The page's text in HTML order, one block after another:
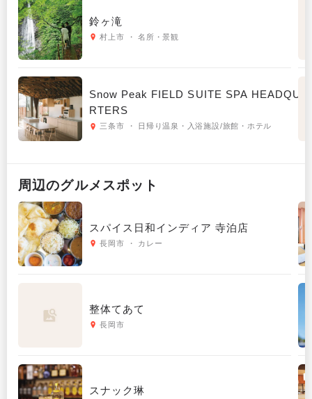
鈴ヶ滝
村上市 ・ 名所・景観
Snow Peak FIELD SUITE SPA HEADQUA
RTERS
三条市 ・ 日帰り温泉・入浴施設/旅館・ホテル
周辺のグルメ スポット
スパイス日和インディア 寺泊店
長岡市 ・ カレー
整体てあて
長岡市
スナック琳